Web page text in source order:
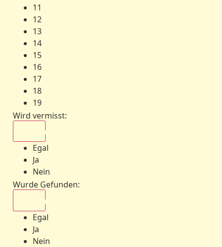
11
12
13
14
15
16
17
18
19
Wird vermisst:
Egal
Ja
Nein
Wurde Gefunden:
Egal
Ja
Nein